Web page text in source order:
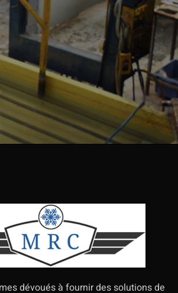
dévoués à fournir des solutions de